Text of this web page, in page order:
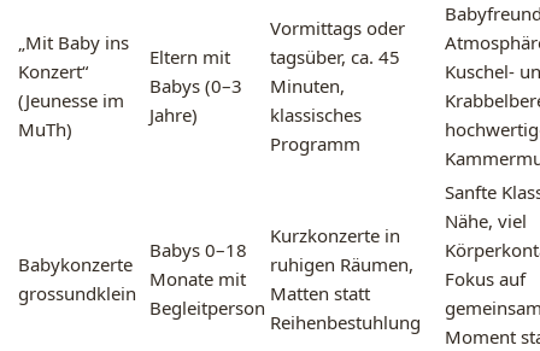
„Mit Baby ins
Konzert“
(Jeunesse im
MuTh)
Eltern mit
Babys (0–3
Jahre)
Vormittags oder
tagsüber, ca. 45
Minuten,
klassisches
Programm
Kuschel-
Babykonzerte
grossundklein
Babys 0–18
Monate mit
Begleitperson
Kurzkonzerte in
ruhigen Räumen,
Matten statt
Reihenbestuhlung
Sanfte
Nähe, viel
Fokus auf
Moment